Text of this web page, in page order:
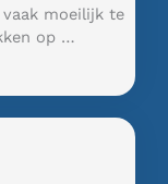
vaak moeilijk te
op …